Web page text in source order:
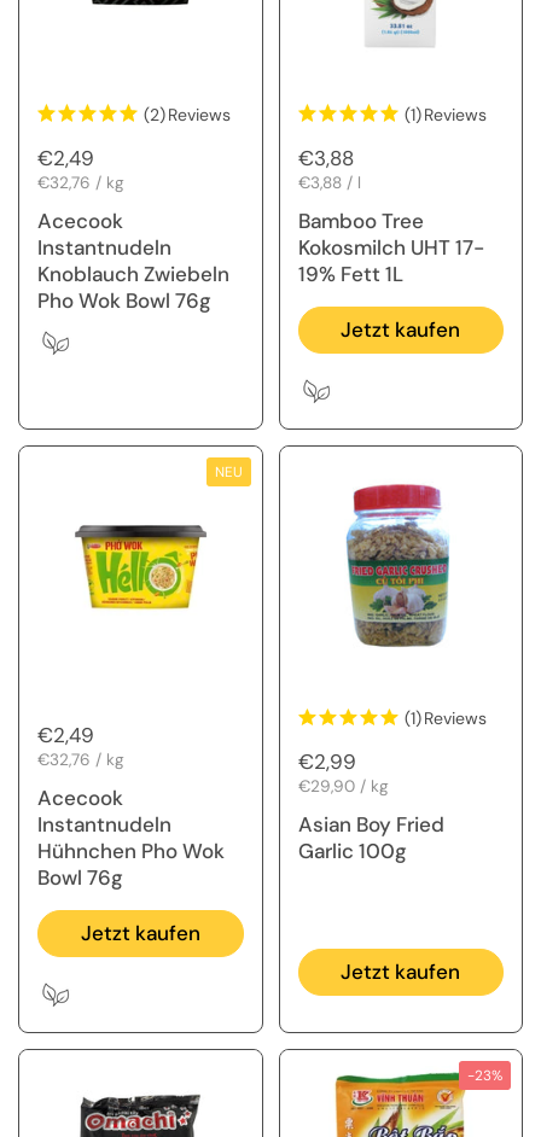
(2)Reviews
Regulärer Preis
€2,49
Stückpreis
€32,76 / kg
Acecook
Instantnudeln
Knoblauch Zwiebeln
Pho Wok Bowl 76g
(1)Reviews
Regulärer Preis
€3,88
Stückpreis
€3,88 / l
Bamboo Tree
Kokosmilch UHT 17-
19% Fett 1L
Jetzt kaufen
Regulärer Preis
€2,49
Stückpreis
€32,76 / kg
Acecook
Instantnudeln
Hühnchen Pho Wok
Bowl 76g
Jetzt kaufen
NEU
(1)Reviews
Regulärer Preis
€2,99
Stückpreis
€29,90 / kg
Asian Boy Fried
Garlic 100g
Jetzt kaufen
-23%